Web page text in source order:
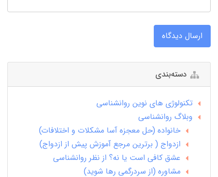
ارسال دیدگاه
دسته‌بندی
تکنولوژی های نوین روانشناسی
وبلاگ روانشناسی
خانواده (حل معجزه آسا مشکلات و اختلافات)
ازدواج ( برترین مرجع آموزش پیش از ازدواج)
عشق کافی است یا نه؟ از نظر روانشناسی
مشاوره (از سردرگمی رها شوید)